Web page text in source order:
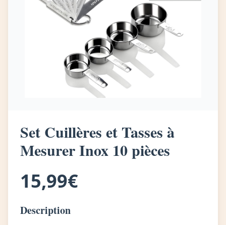
Set Cuillères et Tasses à
Mesurer Inox 10 pièces
15,99€
Description